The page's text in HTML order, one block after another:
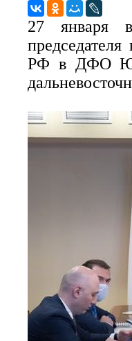
27 января в
РФ в ДФО